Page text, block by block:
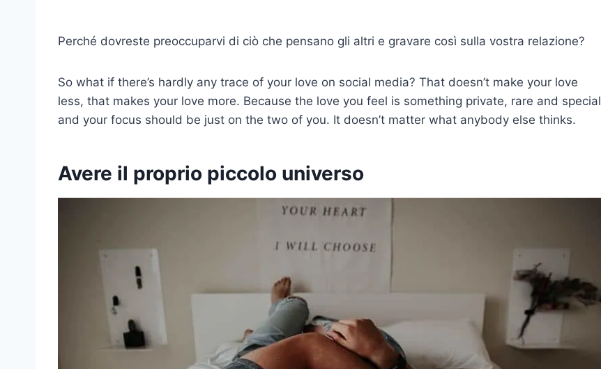
Perché dovreste preoccuparvi di ciò che pensano gli altri e gravare così sulla vostra relazione?
So what if there’s hardly any trace of your love on social media? That doesn’t make your love
less, that makes your love more. Because the love you feel is something private, rare and special
and your focus should be just on the two of you. It doesn’t matter what anybody else thinks.
Avere il proprio piccolo universo